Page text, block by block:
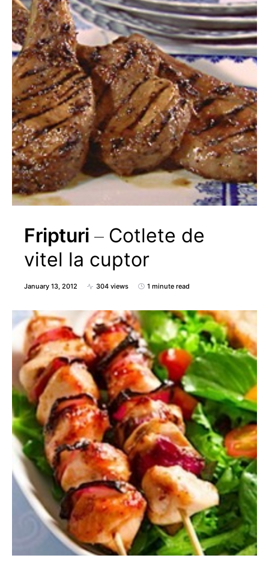
Fripturi
Cotlete de
vitel la cuptor
January 13, 2012 304 views 1 minute read